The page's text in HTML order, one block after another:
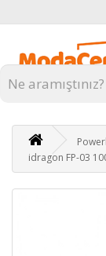
Kategoriler
idragon FP-03